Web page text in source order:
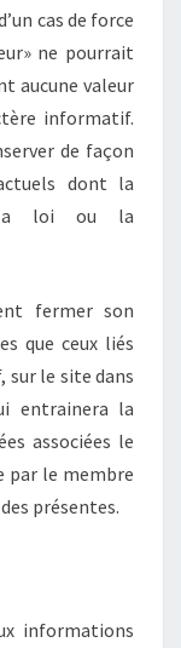
cas de force
ne pourrait
aucune valeur
informatif.
de façon
dont la
la loi ou la
fermer son
que ceux liés
sur le site dans
entrainera la
associées le
par le membre
présentes.
informations